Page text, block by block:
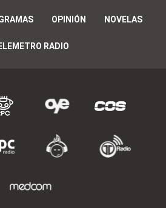
OPINIÓN NOVELAS
RADIO